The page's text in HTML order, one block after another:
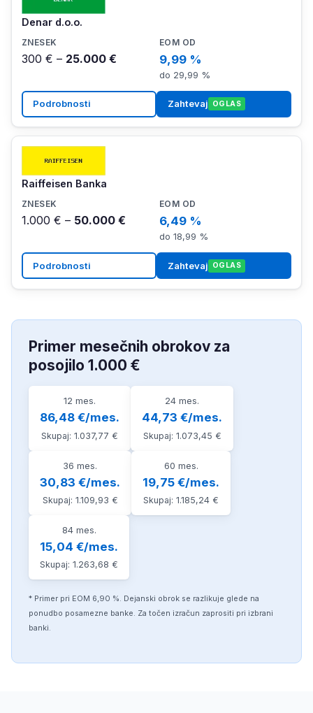
Denar d.o.o.
300 € – 25.000 € 9,99 %
do 29,99 %
Podrobnosti Zahtevaj OGLAS
Raiffeisen Banka
1.000 € – 50.000 € 6,49 %
do 18,99 %
Podrobnosti Zahtevaj OGLAS
Primer mesečnih obrokov za
posojilo 1.000 €
12 mes.
86,48 €/mes.
Skupaj: 1.037,77 €
24 mes.
44,73 €/mes.
Skupaj: 1.073,45 €
36 mes.
30,83 €/mes.
Skupaj: 1.109,93 €
60 mes.
19,75 €/mes.
Skupaj: 1.185,24 €
84 mes.
15,04 €/mes.
Skupaj: 1.263,68 €
* Primer pri EOM 6,90 %. Dejanski obrok se razlikuje glede na
ponudbo posamezne banke. Za točen izračun zaprositi pri izbrani
banki.